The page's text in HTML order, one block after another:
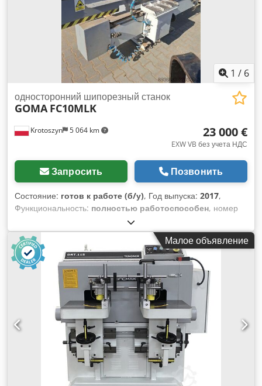
ПОГРУЗКЕ В ГРУЗОВИК Djdsy Sgx Ropfx Ahljkr
1 / 6
Krotoszyn 5 064 km
односторонний шипорезный станок
GOMA FC10MLK
23 000 €
EXW VB без учета НДС
Запросить Позвонить
Состояние: готов к работе (б/у), Год выпуска: 2017,
Функциональность: полностью работоспособен, номер
машины/транспортного средства:
180 мм, общая высота:1 300 мм, общий вес:800 кг,
диаметр пильного диска:
, диаметр шпинделя:40
мм, входное напряжение:380 V, тип входного тока:
Постоянный ток, Используемый станок Goma для
производства французской ёлочки. Отличный инструмент
для изготовления высококачественных деревянных
напольных покрытий. Позволяет быстро и точно
производить напольные элементы ёлочка с выбором из 3
типов углов (45 градусов, 60 градусов, 90 градусов). Станок
полностью исправен, в комплекте 2 набора алмазных пил и
фрез, а также 3 типа столиков с различными углами. Год
выпуска: 2017. После установки станок готов к работе.
Dodpjza U H Dsfx Ahljkr
Малое объявление